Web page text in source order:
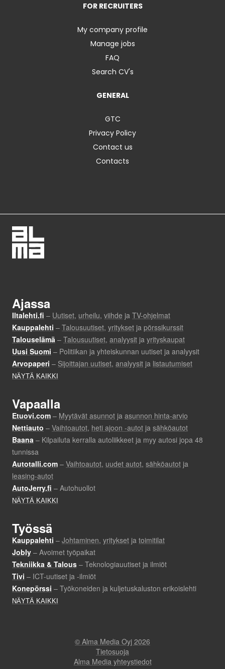
FOR RECRUITERS
My company profile
Manage jobs
FAQ
Search CV's
GENERAL
GTC
Privacy Policy
Contact us
Contacts